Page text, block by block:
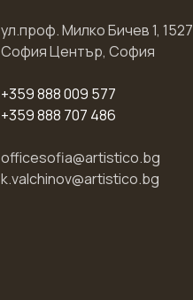
ул.проф. Милко Бичев 1, 1527
София Център, София
+359 888 009 577
+359 888 707 486
officesofia@artistico.bg
k.valchinov@artistico.bg